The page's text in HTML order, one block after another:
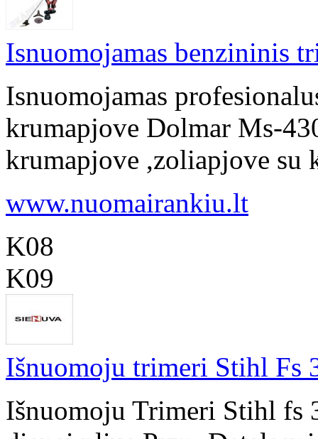
Isnuomojamas benzininis
Isnuomojamas
krumapjove Dolmar Ms-
krumapjove ,zoliapjove su
www.nuomairankiu.lt
K08
K09
Išnuomoju trimeri Stihl Fs
Išnuomoju Trimeri Stihl fs